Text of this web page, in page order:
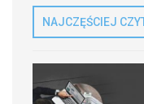
NAJCZĘŚCIEJ